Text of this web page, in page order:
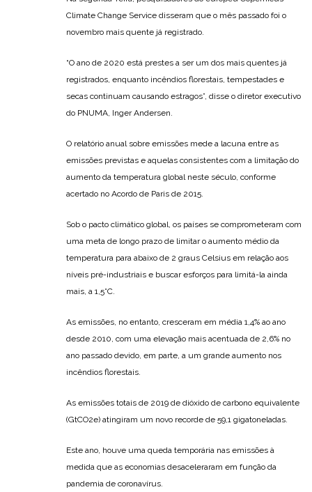
Climate Change Service disseram que o mês passado foi o
novembro mais quente já registrado.
“O ano de 2020 está prestes a ser um dos mais quentes já
registrados, enquanto incêndios florestais, tempestades e
secas continuam causando estragos”, disse o diretor executivo
do PNUMA, Inger Andersen.
O relatório anual sobre emissões mede a lacuna entre as
emissões previstas e aquelas consistentes com a limitação do
aumento da temperatura global neste século, conforme
acertado no Acordo de Paris de 2015.
Sob o pacto climático global, os países se comprometeram com
uma meta de longo prazo de limitar o aumento médio da
temperatura para abaixo de 2 graus Celsius em relação aos
níveis pré-industriais e buscar esforços para limitá-la ainda
mais, a 1,5°C.
As emissões, no entanto, cresceram em média 1,4% ao ano
desde 2010, com uma elevação mais acentuada de 2,6% no
ano passado devido, em parte, a um grande aumento nos
incêndios florestais.
As emissões totais de 2019 de dióxido de carbono equivalente
(GtCO2e) atingiram um novo recorde de 59,1 gigatoneladas.
Este ano, houve uma queda temporária nas emissões à
medida que as economias desaceleraram em função da
pandemia de coronavírus.